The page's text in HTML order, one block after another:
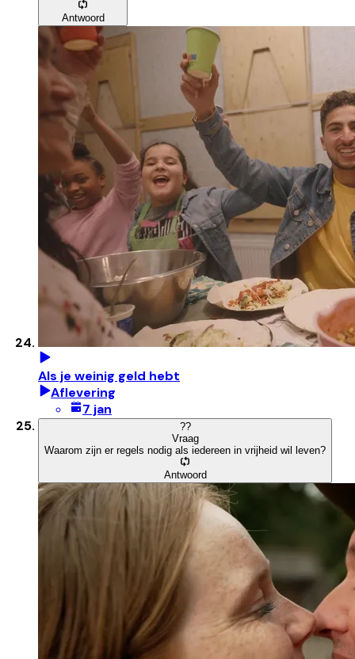
Antwoord
Als je weinig geld hebt
Aflevering
7 jan
??
Vraag
Waarom zijn er regels nodig als iedereen in vrijheid wil leven?
Antwoord